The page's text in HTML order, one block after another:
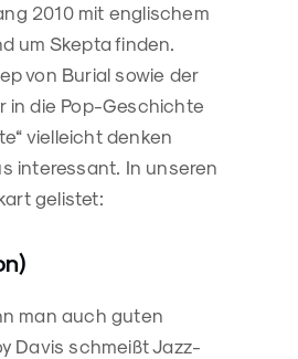
2010 mit englischem
um Skepta finden.
von Burial sowie der
in die Pop-Geschichte
vielleicht denken
interessant. In unseren
gelistet:
man auch guten
Davis schmeißt Jazz-